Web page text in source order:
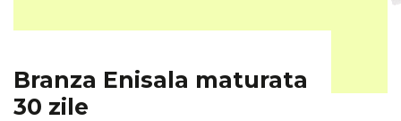
Branza Enisala maturata
30 zile